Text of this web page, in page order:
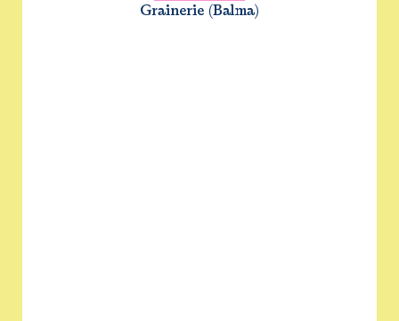
Grainerie (Balma)